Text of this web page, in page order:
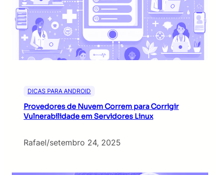
DICAS PARA ANDROID
Provedores de Nuvem Correm para Corrigir
Vulnerabilidade em Servidores Linux
Rafael/setembro 24, 2025